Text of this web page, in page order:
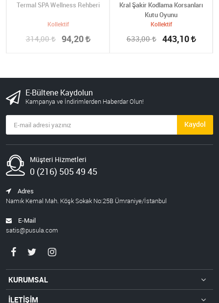
Termal SPA Wellness Rehberi
Kollektif
314,00 94,20
Kral Şakir Kodlama Korsanları
Kutu Oyunu
Kollektif
633,00 443,10
E-Bültene Kaydolun
Kampanya ve İndirimlerden Haberdar Olun!
Kaydol
Müşteri Hizmetleri
0 (216) 505 49 45
Adres
Namık Kemal Mah. Köşk Sokak No:25B Ümraniye/İstanbul
E-Mail
satis@pusula.com
KURUMSAL
İLETİŞİM